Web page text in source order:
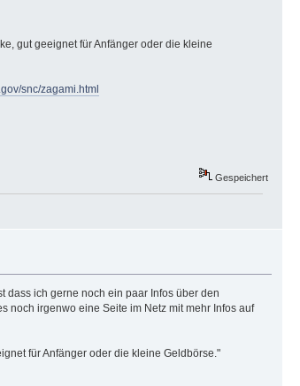
gut geeignet für Anfänger oder die kleine
snc/zagami.html
Gespeichert
dass ich gerne noch ein paar Infos über den
noch irgenwo eine Seite im Netz mit mehr Infos auf
für Anfänger oder die kleine Geldbörse."